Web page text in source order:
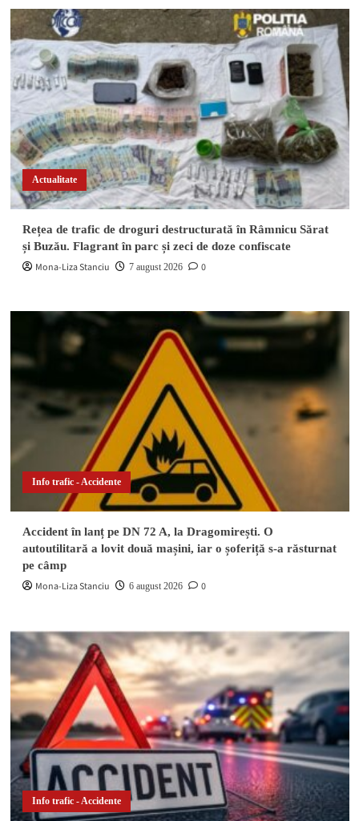
Actualitate
Rețea de trafic de droguri destructurată în Râmnicu Sărat
și Buzău. Flagrant în parc și zeci de doze confiscate
Mona-Liza Stanciu 7 august 2026 0
Info trafic - Accidente
Accident în lanț pe DN 72 A, la Dragomirești. O
autoutilitară a lovit două mașini, iar o șoferiță s-a răsturnat
pe câmp
Mona-Liza Stanciu 6 august 2026 0
Info trafic - Accidente